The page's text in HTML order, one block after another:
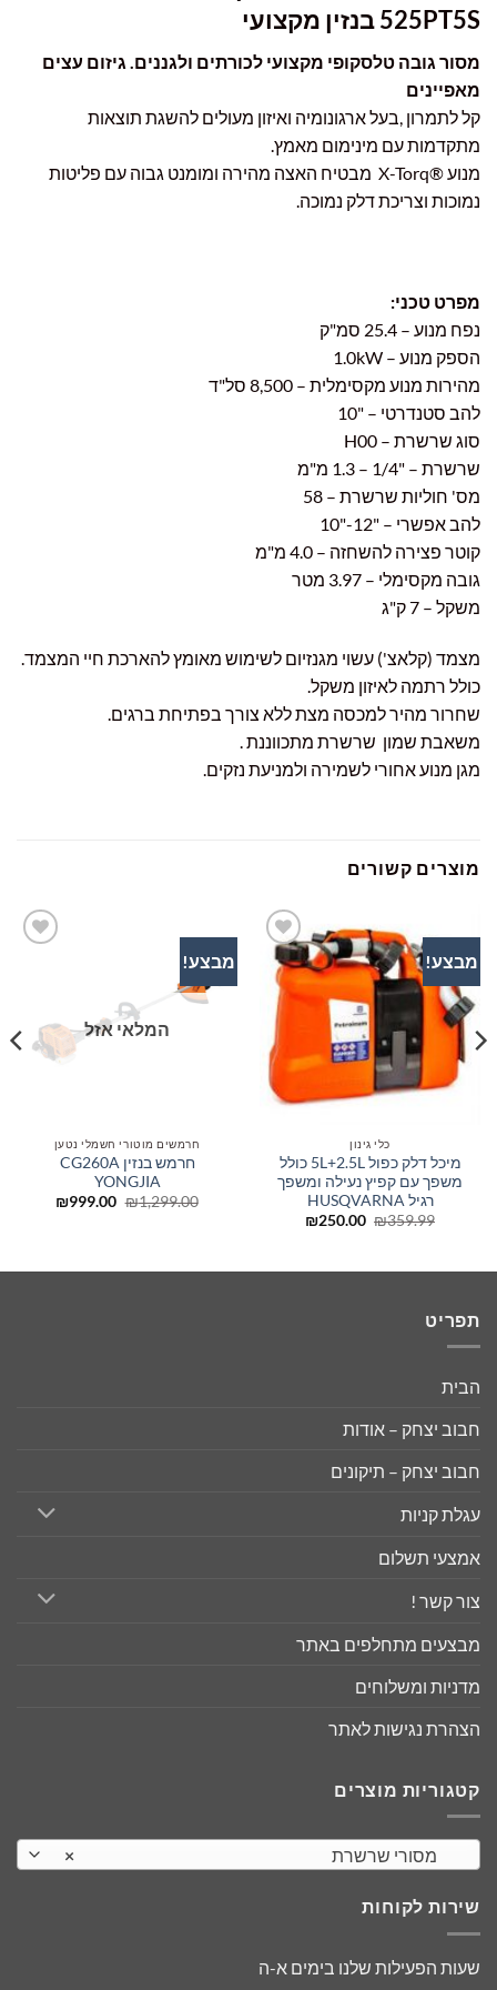
525PT5S בנזין מקצועי
מסור גובה טלסקופי מקצועי לכורתים ולגננים. גיזום עצים
מאפיינים
קל לתמרון ,בעל ארגונומיה ואיזון מעולים להשגת תוצאות
מתקדמות עם מינימום מאמץ.
מנוע ®X-Torq מבטיח האצה מהירה ומומנט גבוה עם פליטות
נמוכות וצריכת דלק נמוכה.
מפרט טכני:
נפח מנוע – 25.4 סמ"ק
הספק מנוע – 1.0kW
מהירות מנוע מקסימלית – 8,500 סל"ד
להב סטנדרטי – "10
סוג שרשרת – H00
שרשרת – "1/4 – 1.3 מ"מ
מס' חוליות שרשרת – 58
להב אפשרי – "12-"10
קוטר פצירה להשחזה – 4.0 מ"מ
גובה מקסימלי – 3.97 מטר
משקל – 7 ק"ג
מצמד (קלאצ') עשוי מגנזיום לשימוש מאומץ להארכת חיי המצמד.
כולל רתמה לאיזון משקל.
שחרור מהיר למכסה מצת ללא צורך בפתיחת ברגים.
משאבת שמון שרשרת מתכווננת .
מגן מנוע אחורי לשמירה ולמניעת נזקים.
מוצרים קשורים
מבצע!
הוסף
לרשימת
המשאלות
כלי גינון
מיכל דלק כפול 5L+2.5L כולל
משפך עם קפיץ נעילה ומשפך
רגיל HUSQVARNA
₪359.99
המחיר ₪250.00
המחיר
מבצע!
המלאי אזל
חרמשים מוטורי חשמלי נטען
חרמש בנזין CG260A
YONGJIA
₪1,299.00
המחיר ₪999.00
המחיר
תפריט
הבית
חבוב יצחק – אודות
חבוב יצחק – תיקונים
עגלת קניות
אמצעי תשלום
צור קשר !
מבצעים מתחלפים באתר
מדניות ומשלוחים
הצהרת נגישות לאתר
קטגוריות מוצרים
× מסורי שרשרת
שירות לקוחות
שעות הפעילות שלנו בימים א-ה